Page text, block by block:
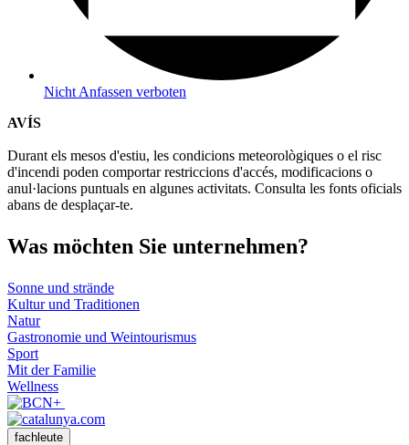
Nicht Anfassen verboten
AVÍS
Durant els mesos d'estiu, les condicions meteorològiques o el risc
d'incendi poden comportar restriccions d'accés, modificacions o
anul·lacions puntuals en algunes activitats. Consulta les fonts oficials
abans de desplaçar-te.
Was möchten Sie unternehmen?
Sonne und strände
Kultur und Traditionen
Natur
Gastronomie und Weintourismus
Sport
Mit der Familie
Wellness
fachleute